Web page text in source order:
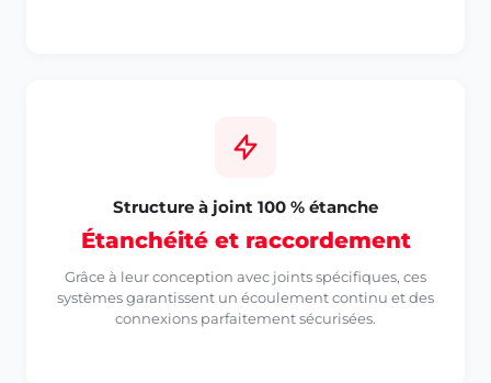
Structure à joint 100 % étanche
Étanchéité et raccordement
Grâce à leur conception avec joints spécifiques, ces
systèmes garantissent un écoulement continu et des
connexions parfaitement sécurisées.